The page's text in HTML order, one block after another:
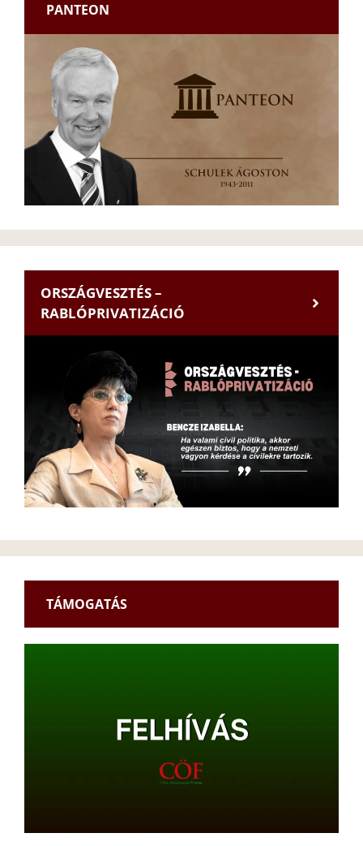
PANTEON
ORSZÁGVESZTÉS –
RABLÓPRIVATIZÁCIÓ
TÁMOGATÁS